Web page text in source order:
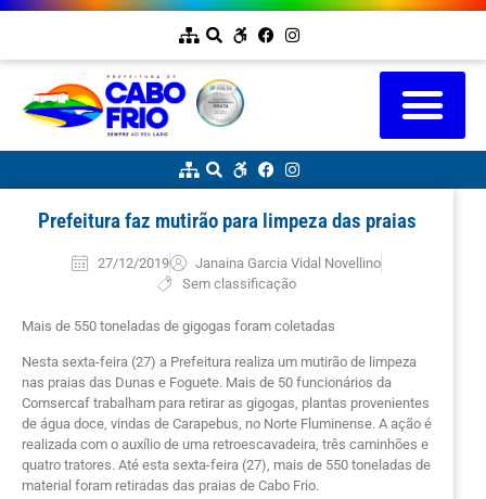
Prefeitura faz mutirão para limpeza das praias
27/12/2019
Janaina Garcia Vidal Novellino
Sem classificação
Mais de 550 toneladas de gigogas foram coletadas
Nesta sexta-feira (27) a Prefeitura realiza um mutirão de limpeza
nas praias das Dunas e Foguete. Mais de 50 funcionários da
Comsercaf trabalham para retirar as gigogas, plantas provenientes
de água doce, vindas de Carapebus, no Norte Fluminense. A ação é
realizada com o auxílio de uma retroescavadeira, três caminhões e
quatro tratores. Até esta sexta-feira (27), mais de 550 toneladas de
material foram retiradas das praias de Cabo Frio.